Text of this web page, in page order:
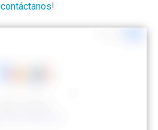
contáctanos!